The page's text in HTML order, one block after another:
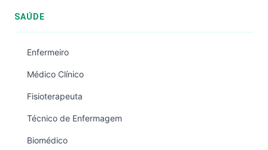
SAÚDE
Enfermeiro
Médico Clínico
Fisioterapeuta
Técnico de Enfermagem
Biomédico